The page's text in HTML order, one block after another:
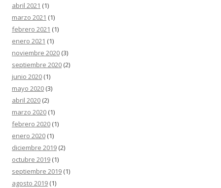
abril 2021 (1)
marzo 2021 (1)
febrero 2021 (1)
enero 2021 (1)
noviembre 2020 (3)
septiembre 2020 (2)
junio 2020 (1)
mayo 2020 (3)
abril 2020 (2)
marzo 2020 (1)
febrero 2020 (1)
enero 2020 (1)
diciembre 2019 (2)
octubre 2019 (1)
septiembre 2019 (1)
agosto 2019 (1)